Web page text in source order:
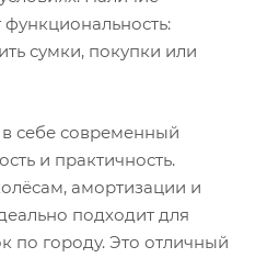
сумки, покупки или
в себе современный
и практичность.
амортизации и
подходит для
по городу. Это отличный